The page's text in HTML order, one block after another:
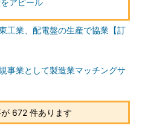
アピール
工業、配電盤の生産で協業【訂
事業として製造業マッチングサ
672 件あります